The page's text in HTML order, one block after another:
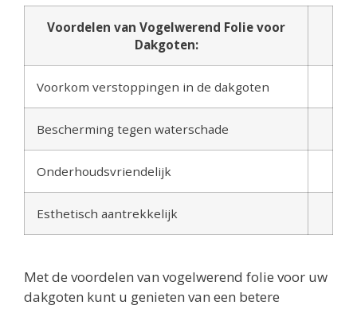
Voordelen van Vogelwerend Folie voor
Dakgoten:
Voorkom verstoppingen in de dakgoten
Bescherming tegen waterschade
Onderhoudsvriendelijk
Esthetisch aantrekkelijk
Met de voordelen van vogelwerend folie voor uw
dakgoten kunt u genieten van een betere